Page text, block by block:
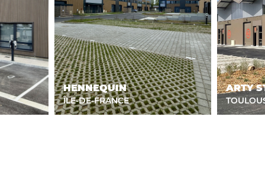
HENNEQUIN
ÎLE-DE-FRANCE
ARTY